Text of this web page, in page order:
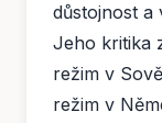
důstojnost a
Jeho kritika
režim v
režim v